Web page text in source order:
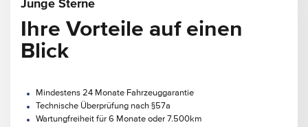
Junge Sterne
Ihre Vorteile auf einen
Blick
Mindestens 24 Monate Fahrzeuggarantie
Technische Überprüfung nach §57a
Wartungfreiheit für 6 Monate oder 7.500km